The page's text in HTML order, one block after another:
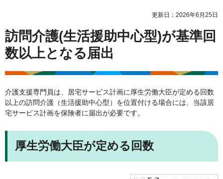
更新日：2026年6月25日
訪問介護(生活援助中心型)が基準回
数以上となる届出
介護支援専門員は、居宅サービス計画に厚生労働大臣が定める回数
以上の訪問介護（生活援助中心型）を位置付ける場合には、当該居
宅サービス計画を保険者に届出が必要です。
厚生労働大臣が定める回数